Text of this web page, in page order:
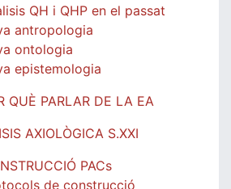
QH i QHP en el passat
antropologia
ontologia
epistemologia
QUÈ PARLAR DE LA EA
AXIOLÒGICA S.XXI
PACs
de construcció